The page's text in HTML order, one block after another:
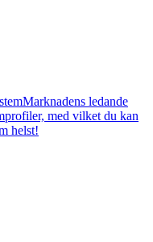
Marknadens ledande
med vilket du kan
helst!